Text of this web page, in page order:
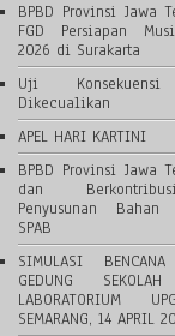
BPBD Provinsi Jawa
FGD Persiapan
2026 di Surakarta
Uji
Dikecualikan
APEL HARI KARTINI
BPBD Provinsi Jawa
dan
Penyusunan Bahan
SPAB
SIMULASI BENCANA
GEDUNG
LABORATORIUM
SEMARANG, 14 APRIL